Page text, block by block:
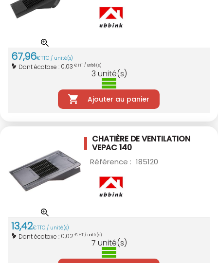
67,96€TTC / unité(s)
Dont écotaxe : 0,03 € HT / unité(s)
3 unité(s)
Ajouter au panier
CHATIÈRE DE VENTILATION
VEPAC 140
Référence : 185120
13,42€TTC / unité(s)
Dont écotaxe : 0,02€ HT / unité(s)
7 unité(s)